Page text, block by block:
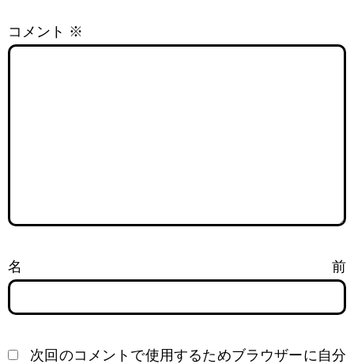
コメント ※
名前
次回のコメントで使用するためブラウザーに自分